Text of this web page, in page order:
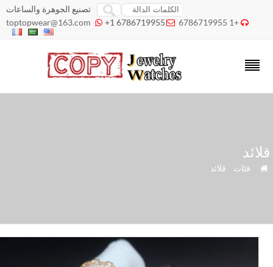
تصنيع الجوهرة والساعات
+1 6786719955

toptopwear@163.com  +1 6786719955
»فئات»قلائد